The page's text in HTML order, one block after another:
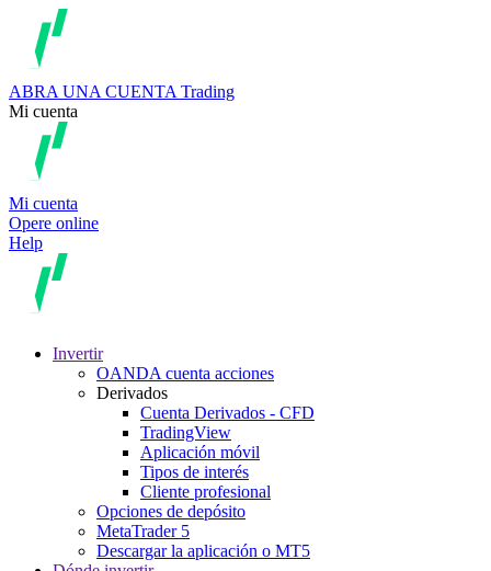
ABRA UNA CUENTA Trading
Mi cuenta
Mi cuenta
Opere online
Help
Invertir
OANDA cuenta acciones
Derivados
Cuenta Derivados - CFD
TradingView
Aplicación móvil
Tipos de interés
Cliente profesional
Opciones de depósito
MetaTrader 5
Descargar la aplicación o MT5